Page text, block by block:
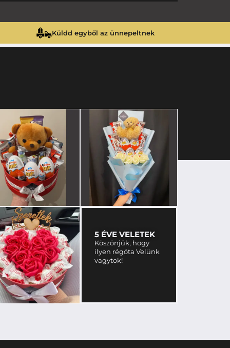
Küldd egyből az ünnepeltnek
5 ÉVE VELETEK
Köszönjük, hogy
ilyen régóta Velünk
vagytok!